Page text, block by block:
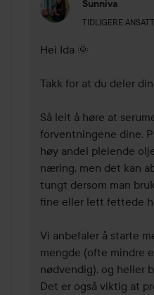
Sunniva
TIDLIGERE ANSATT
Brukerens
Hei Ida 🌞
Takk for at du deler
Så leit å høre at
forventningene dine.
høy andel pleiende
næring, men det kan
tungt dersom man
fine eller lett fettede
Vi anbefaler å starte
mengde (ofte mindre
nødvendig), og heller
Det er også viktig at